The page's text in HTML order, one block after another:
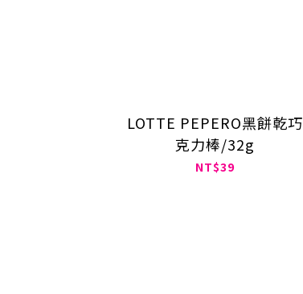
LOTTE PEPERO黑餅乾巧
克力棒/32g
NT$39